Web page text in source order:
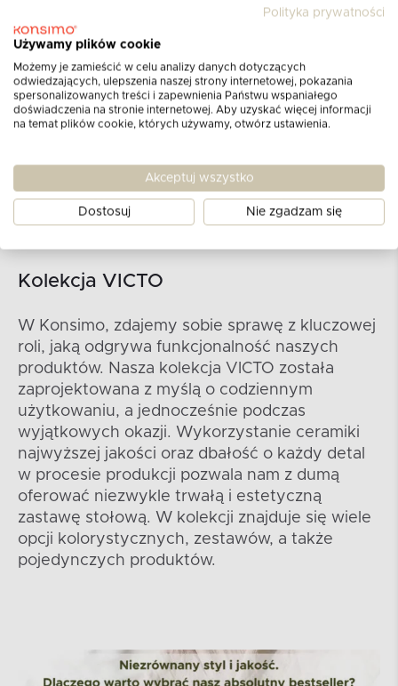
Kolekcja VICTO
W Konsimo, zdajemy sobie sprawę z kluczowej
roli, jaką odgrywa funkcjonalność naszych
produktów. Nasza kolekcja VICTO została
zaprojektowana z myślą o codziennym
użytkowaniu, a jednocześnie podczas
wyjątkowych okazji. Wykorzystanie ceramiki
najwyższej jakości oraz dbałość o każdy detal
w procesie produkcji pozwala nam z dumą
oferować niezwykle trwałą i estetyczną
zastawę stołową. W kolekcji znajduje się wiele
opcji kolorystycznych, zestawów, a także
pojedynczych produktów.
Polityka prywatności
Używamy plików cookie
Możemy je zamieścić w celu analizy danych dotyczących
odwiedzających, ulepszenia naszej strony internetowej, pokazania
spersonalizowanych treści i zapewnienia Państwu wspaniałego
doświadczenia na stronie internetowej. Aby uzyskać więcej informacji
na temat plików cookie, których używamy, otwórz ustawienia.
Akceptuj wszystko
Dostosuj Nie zgadzam się